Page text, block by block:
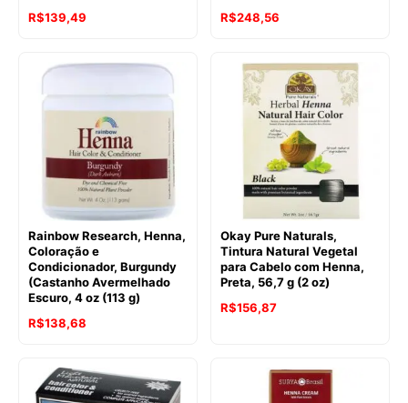
R$139,49
R$248,56
Rainbow Research, Henna,
Coloração e
Condicionador, Burgundy
(Castanho Avermelhado
Escuro, 4 oz (113 g)
R$138,68
Okay Pure Naturals,
Tintura Natural Vegetal
para Cabelo com Henna,
Preta, 56,7 g (2 oz)
R$156,87